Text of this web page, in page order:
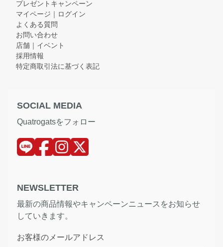
プレゼントキャンペーン
マイページ｜ログイン
よくある質問
お問い合わせ
店舗｜イベント
採用情報
特定商取引法に基づく表記
SOCIAL MEDIA
Quatrogatsをフォロー
NEWSLETTER
最新の商品情報やキャンペーンニュースをお知らせ
していきます。
お客様のメールアドレス